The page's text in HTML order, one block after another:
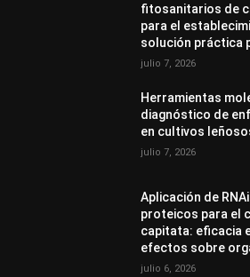
fitosanitarios de
para el
solución práctica
julio 7, 2026
Herramientas
diagnóstico de
en cultivos
julio 7, 2026
Aplicación de
proteicos para el
capitata: eficacia
efectos sobre
julio 6, 2026